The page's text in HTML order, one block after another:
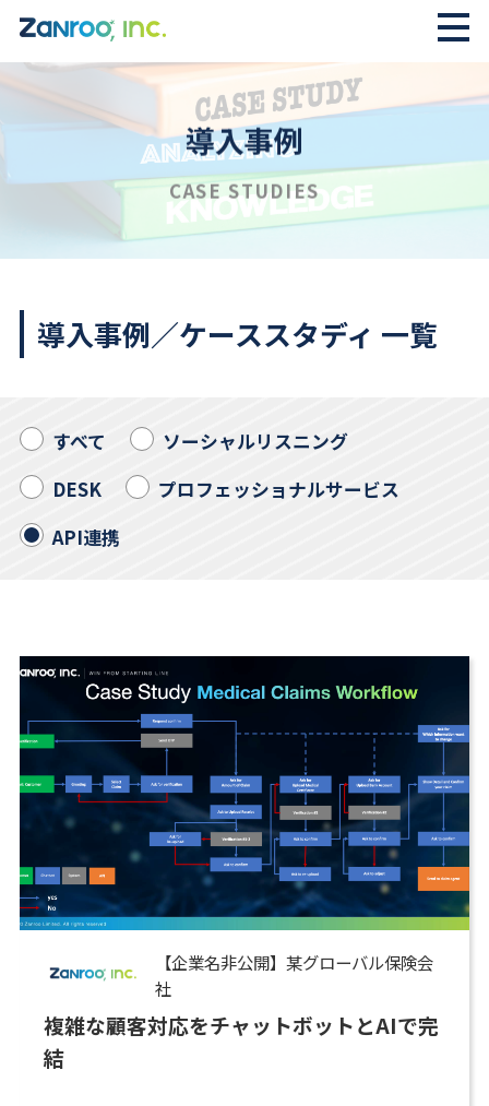
導入事例
CASE STUDIES
導入事例／ケーススタディ 一覧
すべて
ソーシャルリスニング
DESK
プロフェッショナルサービス
API連携
【企業名非公開】某グローバル保険会
社
複雑な顧客対応をチャットボットとAIで完
結